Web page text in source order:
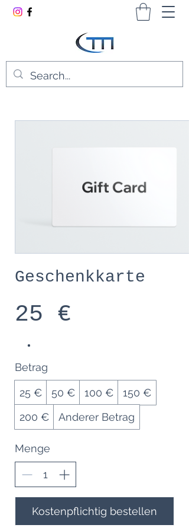
Geschenkkarte
25 €
Betrag
25 € 50 € 100 €
150 €
200 €
Anderer Betrag
Menge
Kostenpflichtig bestellen